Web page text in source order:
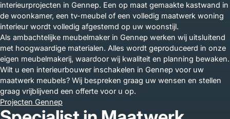
interieurprojecten in Gennep. Een op maat gemaakte kastwand in
de woonkamer, een tv-meubel of een volledig maatwerk woning
interieur wordt volledig afgestemd op uw woonstijl.
Als ambachtelijke meubelmaker in Gennep werken wij uitsluitend
met hoogwaardige materialen. Alles wordt geproduceerd in onze
eigen meubelmakerij, waardoor wij kwaliteit en planning bewaken.
Wilt u een interieurbouwer inschakelen in Gennep voor uw
maatwerk meubels? Wij bespreken graag uw wensen en stellen
graag vrijblijvend een offerte voor u op.
Projecten Gennep